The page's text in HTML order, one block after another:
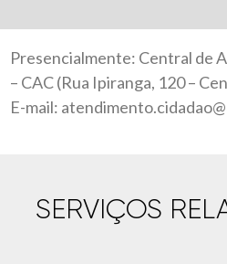
Presencialmente: Central de
– CAC (Rua Ipiranga, 120 –
E-mail:
SERVIÇOS